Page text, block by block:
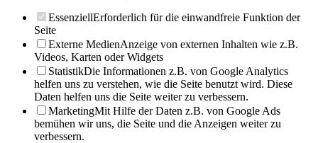
EssenziellErforderlich für die einwandfreie Funktion der
Seite
Externe MedienAnzeige von externen Inhalten wie z.B.
Videos, Karten oder Widgets
StatistikDie Informationen z.B. von Google Analytics
helfen uns zu verstehen, wie die Seite benutzt wird. Diese
Daten helfen uns die Seite weiter zu verbessern.
MarketingMit Hilfe der Daten z.B. von Google Ads
bemühen wir uns, die Seite und die Anzeigen weiter zu
verbessern.